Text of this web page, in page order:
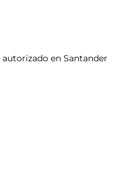
autorizado en Santander